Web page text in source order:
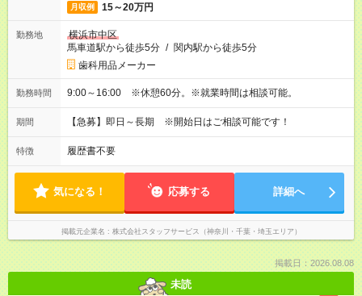
月収例 15～20万円
勤務地
横浜市中区
馬車道駅から徒歩5分 / 関内駅から徒歩5分
歯科用品メーカー
勤務時間 9:00～16:00 ※休憩60分。※就業時間は相談可能。
期間 【急募】即日～長期 ※開始日はご相談可能です！
特徴 履歴書不要
気になる！ 応募する 詳細へ
掲載元企業名 株式会社スタッフサービス（神奈川・千葉・埼玉エリア）
掲載日：2026.08.08
未読